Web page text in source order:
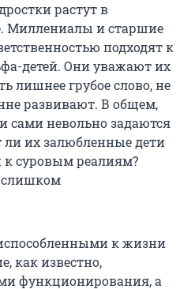
растут в
Миллениалы и старшие
подходят к
детей. Они уважают их
лишнее грубое слово, не
развивают. В общем,
сами невольно задаются
ли их залюбленные дети
суровым реалиям?
слишком
к жизни
как известно,
функционирования, а